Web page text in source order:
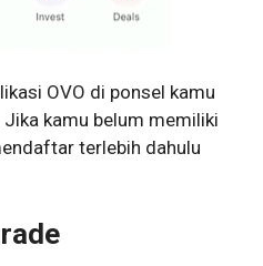
OVO di ponsel kamu
kamu belum memiliki
terlebih dahulu